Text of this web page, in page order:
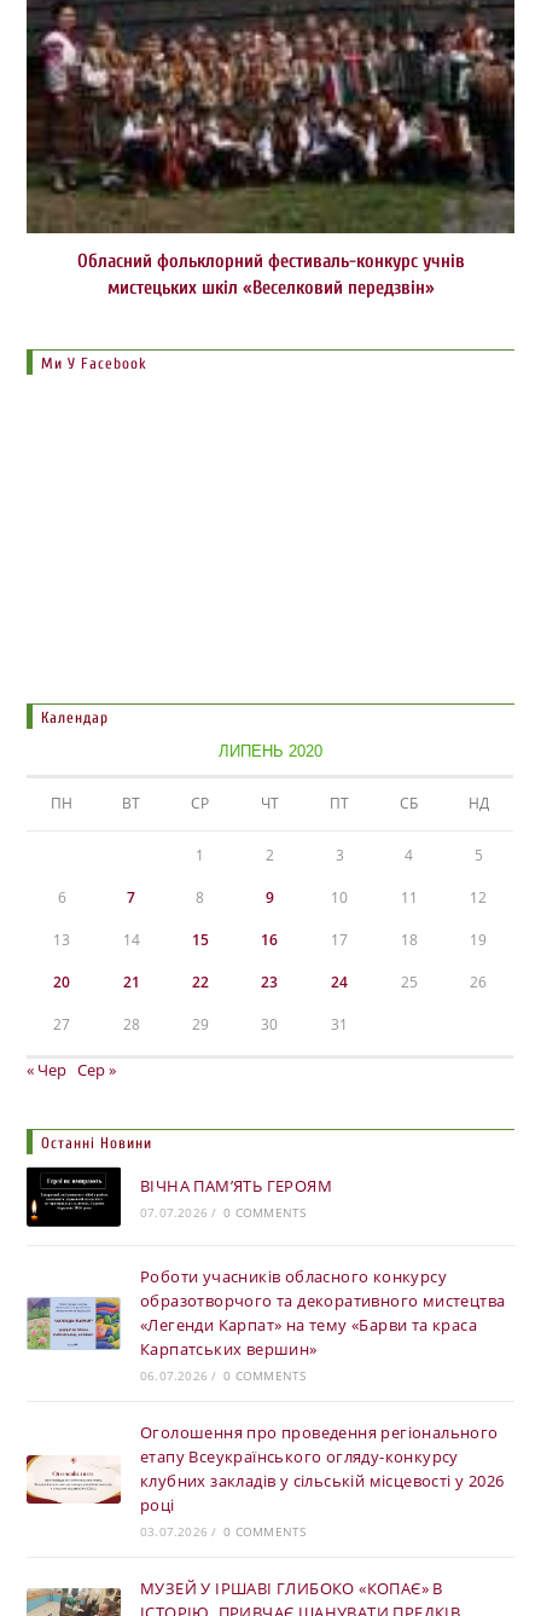
Обласний фольклорний фестиваль-конкурс учнів
мистецьких шкіл «Веселковий передзвін»
Ми У Facebook
Календар
ЛИПЕНЬ 2020
ПН ВТ СР ЧТ ПТ СБ НД
1 2 3 4 5
6 7 8 9 10 11 12
13 14 15 16 17 18 19
20 21 22 23 24 25 26
27 28 29 30 31
« Чер Сер »
Останні Новини
ВІЧНА ПАМ’ЯТЬ ГЕРОЯМ
07.07.2026 / 0 COMMENTS
Роботи учасників обласного конкурсу
образотворчого та декоративного мистецтва
«Легенди Карпат» на тему «Барви та краса
Карпатських вершин»
06.07.2026 / 0 COMMENTS
Оголошення про проведення регіонального
етапу Всеукраїнського огляду-конкурсу
клубних закладів у сільській місцевості у 2026
році
03.07.2026 / 0 COMMENTS
МУЗЕЙ У ІРШАВІ ГЛИБОКО «КОПАЄ» В